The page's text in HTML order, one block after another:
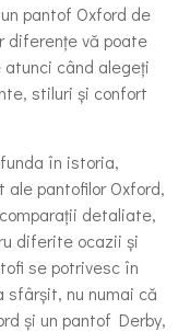
pantof Oxford de
diferențe vă poate
când alegeți
stiluri și confort
în istoria,
pantofilor Oxford,
detaliate,
diferite ocazii și
se potrivesc în
sfârșit, nu numai că
și un pantof Derby,